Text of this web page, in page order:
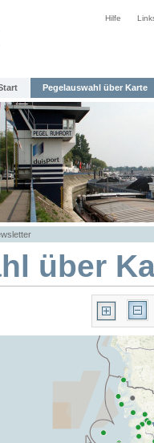
Hilfe
Pegelauswahl über Karte
über